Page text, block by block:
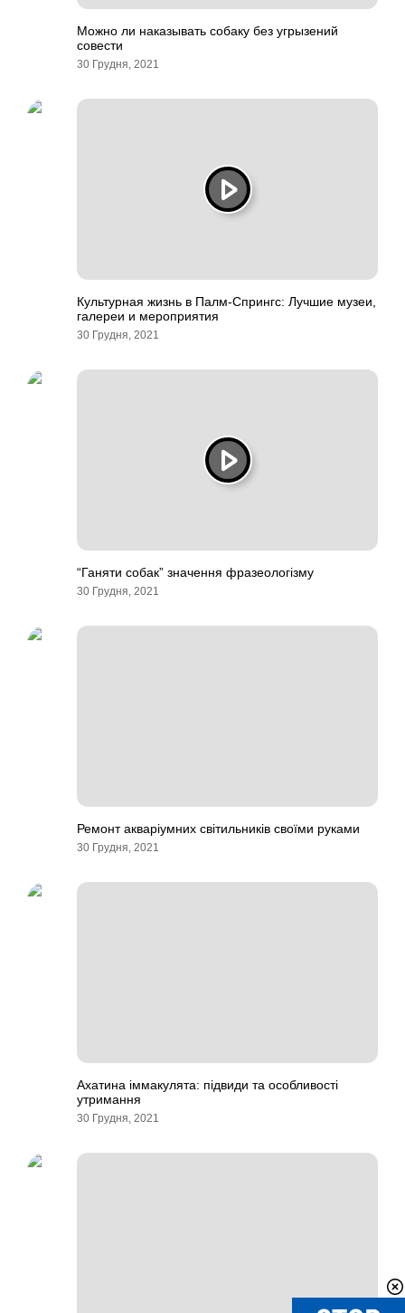
Можно ли наказывать собаку без угрызений
совести
30 Грудня, 2021
Культурная жизнь в Палм-Спрингс: Лучшие музеи,
галереи и мероприятия
30 Грудня, 2021
“Ганяти собак” значення фразеологізму
30 Грудня, 2021
Ремонт акваріумних світильників своїми руками
30 Грудня, 2021
Ахатина іммакулята: підвиди та особливості
утримання
30 Грудня, 2021